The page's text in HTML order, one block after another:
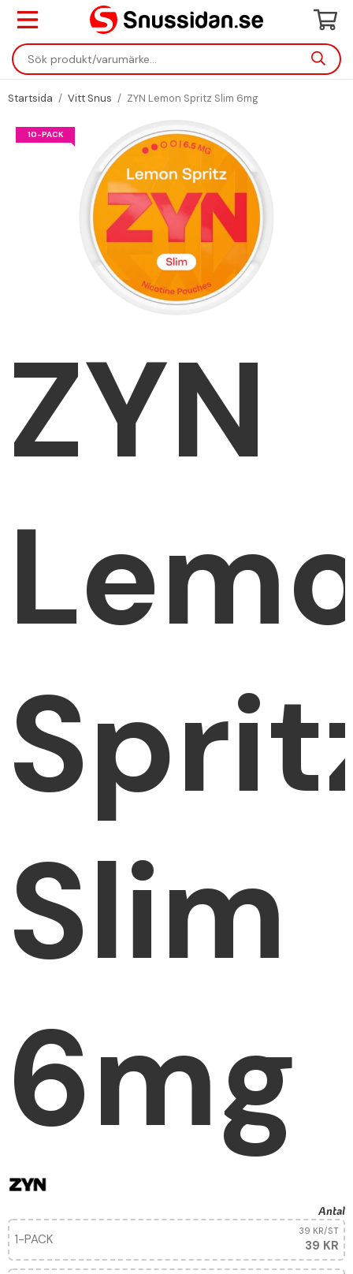
Startsida / Vitt Snus / ZYN Lemon Spritz Slim 6mg
10-PACK
ZYN
Slim
6mg
Antal
1-PACK 39 KR
39 KR/ST